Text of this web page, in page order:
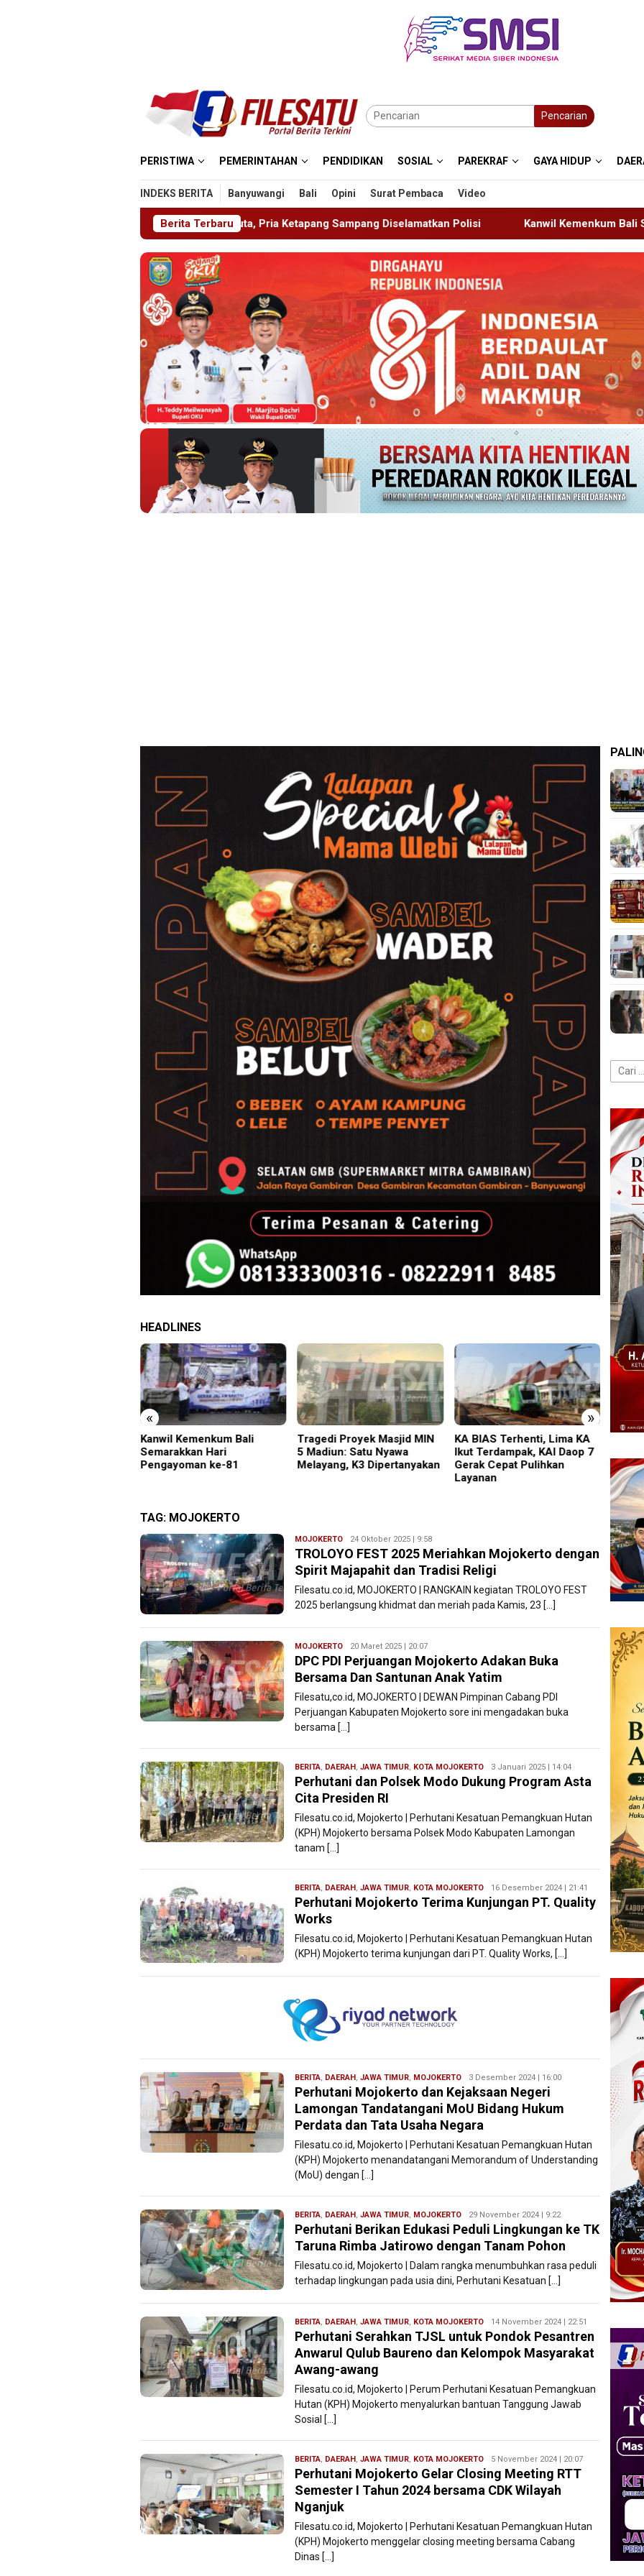
Pencarian
PERISTIWA PEMERINTAHAN PENDIDIKAN SOSIAL PAREKRAF GAYA HIDUP
INDEKS BERITA Banyuwangi Bali Opini Surat Pembaca Video
Berita Terbaru
Utang Rp300 Juta, Pria Ketapang Sampang Diselamatkan Polisi Kanwil Kemenkum Bali Semarakkan Hari
HEADLINES
« »
Tragedi Proyek Masjid MIN
5 Madiun: Satu Nyawa
Melayang, K3 Dipertanyakan
KA BIAS Terhenti, Lima KA
Ikut Terdampak, KAI Daop 7
Gerak Cepat Pulihkan
PMR Wira SMKN 1 Jember
Gelar ABHINAYA 2026,
Ajang Bergengsi Cetak
Relawan Muda Berprestasi
Pria
TAG: MOJOKERTO
MOJOKERTO Ryan
Karawang
24 Oktober 2025 | 9:58
TROLOYO FEST 2025 Meriahkan Mojokerto dengan
Spirit Majapahit dan Tradisi Religi
Filesatu.co.id, MOJOKERTO | RANGKAIN kegiatan TROLOYO FEST
2025 berlangsung khidmat dan meriah pada Kamis, 23 […]
MOJOKERTO Ryan
Karawang
20 Maret 2025 | 20:07
DPC PDI Perjuangan Mojokerto Adakan Buka
Bersama Dan Santunan Anak Yatim
Filesatu,co.id, MOJOKERTO | DEWAN Pimpinan Cabang PDI
Perjuangan Kabupaten Mojokerto sore ini mengadakan buka
bersama […]
BERITA, DAERAH, JAWA TIMUR, KOTA MOJOKERTO Filesatu
3 Januari 2025 | 14:04
Perhutani dan Polsek Modo Dukung Program Asta
Cita Presiden RI
Filesatu.co.id, Mojokerto | Perhutani Kesatuan Pemangkuan Hutan
(KPH) Mojokerto bersama Polsek Modo Kabupaten Lamongan
tanam […]
BERITA, DAERAH, JAWA TIMUR, KOTA MOJOKERTO Filesatu
16 Desember 2024 | 21:41
Perhutani Mojokerto Terima Kunjungan PT. Quality
Works
Filesatu.co.id, Mojokerto | Perhutani Kesatuan Pemangkuan Hutan
(KPH) Mojokerto terima kunjungan dari PT. Quality Works, […]
BERITA, DAERAH, JAWA TIMUR, MOJOKERTO Filesatu
3 Desember 2024 | 16:00
Perhutani Mojokerto dan Kejaksaan Negeri
Lamongan Tandatangani MoU Bidang Hukum
Perdata dan Tata Usaha Negara
Filesatu.co.id, Mojokerto | Perhutani Kesatuan Pemangkuan Hutan
(KPH) Mojokerto menandatangani Memorandum of Understanding
(MoU) dengan […]
BERITA, DAERAH, JAWA TIMUR, MOJOKERTO Filesatu
29 November 2024 | 9:22
Perhutani Berikan Edukasi Peduli Lingkungan ke TK
Taruna Rimba Jatirowo dengan Tanam Pohon
Filesatu.co.id, Mojokerto | Dalam rangka menumbuhkan rasa peduli
terhadap lingkungan pada usia dini, Perhutani Kesatuan […]
BERITA, DAERAH, JAWA TIMUR, KOTA MOJOKERTO Filesatu
14 November 2024 | 22:51
Perhutani Serahkan TJSL untuk Pondok Pesantren
Anwarul Qulub Baureno dan Kelompok Masyarakat
Awang-awang
Filesatu.co.id, Mojokerto | Perum Perhutani Kesatuan Pemangkuan
Hutan (KPH) Mojokerto menyalurkan bantuan Tanggung Jawab
Sosial […]
BERITA, DAERAH, JAWA TIMUR, KOTA MOJOKERTO Filesatu
5 November 2024 | 20:07
Perhutani Mojokerto Gelar Closing Meeting RTT
Semester I Tahun 2024 bersama CDK Wilayah
Nganjuk
Filesatu.co.id, Mojokerto | Perhutani Kesatuan Pemangkuan Hutan
(KPH) Mojokerto menggelar closing meeting bersama Cabang
Dinas […]
Cari
untuk: